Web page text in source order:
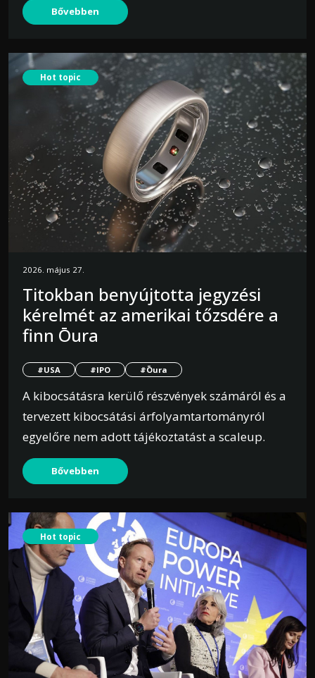
Bővebben
Hot topic
2026. május 27.
Titokban benyújtotta jegyzési
kérelmét az amerikai tőzsdére a
finn Ōura
#USA #IPO #Ōura
A kibocsátásra kerülő részvények számáról és a
tervezett kibocsátási árfolyamtartományról
egyelőre nem adott tájékoztatást a scaleup.
Bővebben
Hot topic